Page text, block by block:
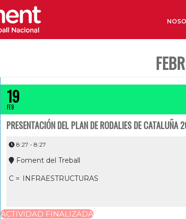
19
FEB
PRESENTACIÓN DEL PLAN DE RODALIES DE
8:27 - 8:27
Foment del Treball
C = INFRAESTRUCTURAS
ACTIVIDAD FINALIZADA